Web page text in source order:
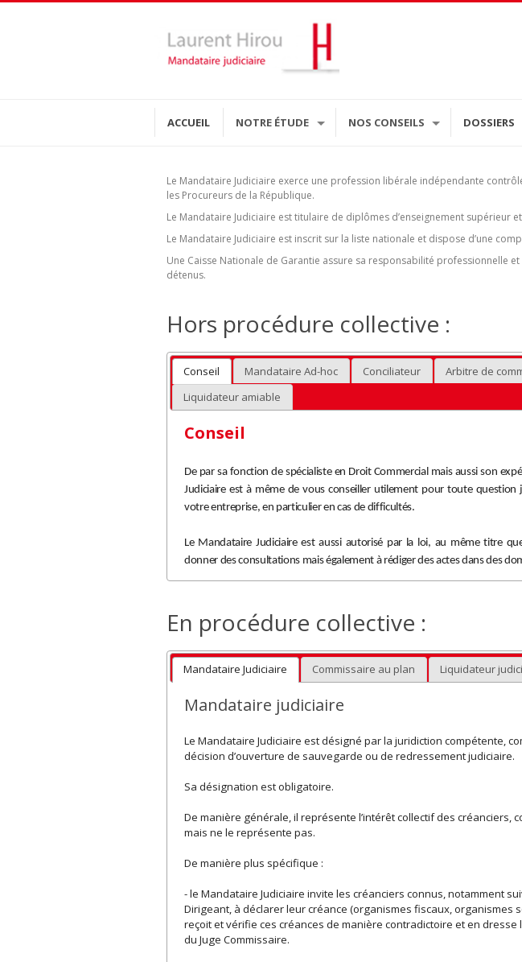
ACCUEIL NOTRE ÉTUDE NOS CONSEILS DOSSIERS
Le Mandataire Judiciaire exerce une profession libérale indépendante
les Procureurs de la République.
Le Mandataire Judiciaire est titulaire de diplômes d’enseignement supérieur
Le Mandataire Judiciaire est inscrit sur la liste nationale et dispose d’une
Une Caisse Nationale de Garantie assure sa responsabilité professionnelle
détenus.
Hors procédure collective :
Conseil Mandataire Ad-hoc Conciliateur Arbitre de
Liquidateur amiable
Conseil
De par sa fonction de spécialiste en Droit Commercial mais aussi son
Judiciaire est à même de vous conseiller utilement pour toute
votre entreprise, en particulier en cas de difficultés.
Le Mandataire Judiciaire est aussi autorisé par la loi, au même titre
donner des consultations mais également à rédiger des actes dans des
En procédure collective :
Mandataire Judiciaire Commissaire au plan Liquidateur
Mandataire judiciaire
Le Mandataire Judiciaire est désigné par la juridiction compétente,
décision d’ouverture de sauvegarde ou de redressement judiciaire.
Sa désignation est obligatoire.
De manière générale, il représente l’intérêt collectif des créanciers,
mais ne le représente pas.
De manière plus spécifique :
- le Mandataire Judiciaire invite les créanciers connus, notamment
Dirigeant, à déclarer leur créance (organismes fiscaux, organismes
reçoit et vérifie ces créances de manière contradictoire et en dresse
du Juge Commissaire.